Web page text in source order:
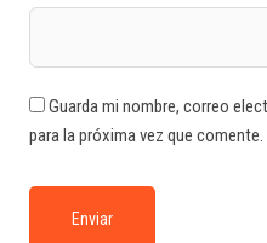
Guarda mi nombre, correo
para la próxima vez que comente.